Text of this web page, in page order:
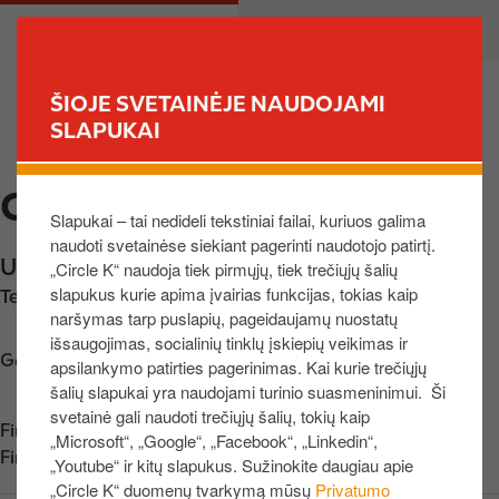
ŠIOJE SVETAINĖJE NAUDOJAMI
SLAPUKAI
Slapukai – tai nedideli tekstiniai failai, kuriuos galima
naudoti svetainėse siekiant pagerinti naudotojo patirtį.
„Circle K“ naudoja tiek pirmųjų, tiek trečiųjų šalių
slapukus kurie apima įvairias funkcijas, tokias kaip
naršymas tarp puslapių, pageidaujamų nuostatų
išsaugojimas, socialinių tinklų įskiepių veikimas ir
apsilankymo patirties pagerinimas. Kai kurie trečiųjų
šalių slapukai yra naudojami turinio suasmeninimui. Ši
svetainė gali naudoti trečiųjų šalių, tokių kaip
„Microsoft“, „Google“, „Facebook“, „Linkedin“,
„Youtube“ ir kitų slapukus. Sužinokite daugiau apie
„Circle K“ duomenų tvarkymą mūsų Privatumo
į
p
a
g
r
n
n
į
M
v
CIRCLE K FABIJONIŠKĖS
Ukmergės g. 231,Vilnius, 07156,LT
Telefono nr.: +37062332517
Get directions
Find us on
App Store
Find us on Google Play